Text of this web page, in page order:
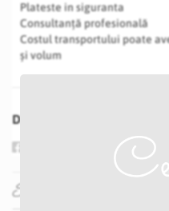
Plateste in siguranta
Consultanță profesională
Costul transportului poate
și volum
Distribuie
Specificatii